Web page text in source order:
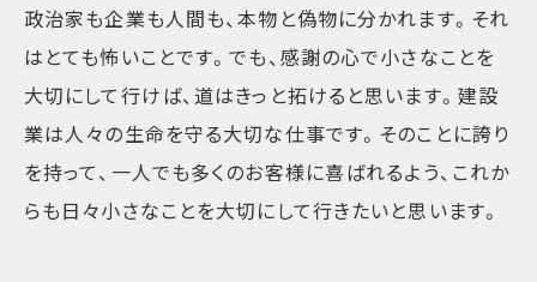
政治家も企業も人間も、本物と偽物に分かれます。それ
はとても怖いことです。でも、感謝の心で小さなことを
大切にして行けば、道はきっと拓けると思います。建設
業は人々の生命を守る大切な仕事です。そのことに誇り
を持って、一人でも多くのお客様に喜ばれるよう、これか
らも日々小さなことを大切にして行きたいと思います。